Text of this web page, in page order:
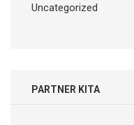
Uncategorized
PARTNER KITA